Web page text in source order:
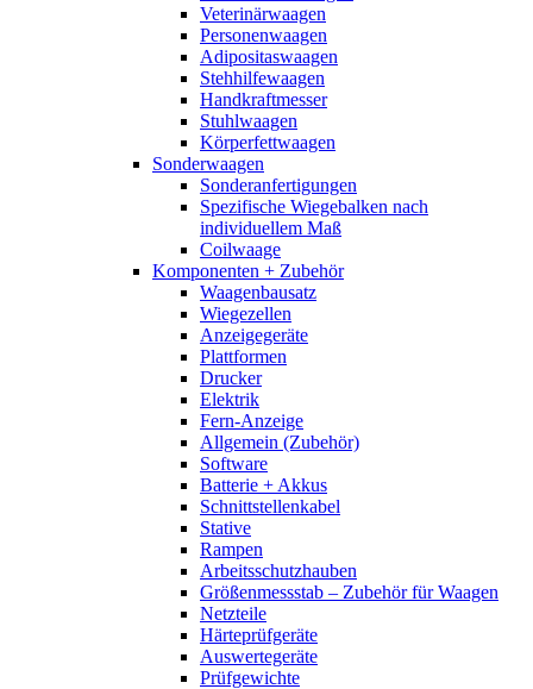
Veterinärwaagen
Personenwaagen
Adipositaswaagen
Stehhilfewaagen
Handkraftmesser
Stuhlwaagen
Körperfettwaagen
Sonderwaagen
Sonderanfertigungen
Spezifische Wiegebalken nach
individuellem Maß
Coilwaage
Komponenten + Zubehör
Waagenbausatz
Wiegezellen
Anzeigegeräte
Plattformen
Drucker
Elektrik
Fern-Anzeige
Allgemein (Zubehör)
Software
Batterie + Akkus
Schnittstellenkabel
Stative
Rampen
Arbeitsschutzhauben
Größenmessstab – Zubehör für Waagen
Netzteile
Härteprüfgeräte
Auswertegeräte
Prüfgewichte